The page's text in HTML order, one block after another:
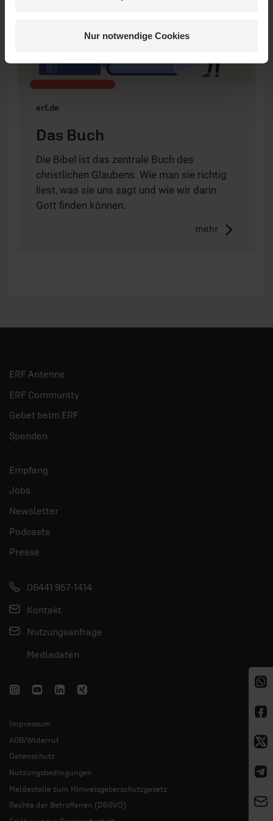
Nur notwendige Cookies
erf.de
Das Buch
Die Bibel ist das zentrale Buch des
christlichen Glaubens. Wie man sie richtig
liest, was sie uns sagt und wie wir darin
Gott finden können.
mehr
ERF Antenne
ERF Community
Gebet beim ERF
Spenden
Empfang
Jobs
Newsletter
Podcasts
Presse
06441 957-1414
Kontakt
Nutzungsanfrage
Mediadaten
Impressum
AGB/Widerruf
Datenschutz
Nutzungsbedingungen
Meldestelle zum Hinweisgeberschutzgesetz
Rechte der Betroffenen (DSGVO)